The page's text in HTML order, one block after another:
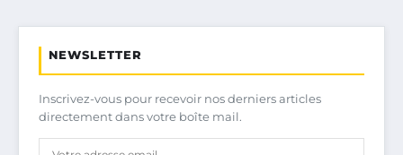
NEWSLETTER
Inscrivez-vous pour recevoir nos derniers articles
directement dans votre boîte mail.